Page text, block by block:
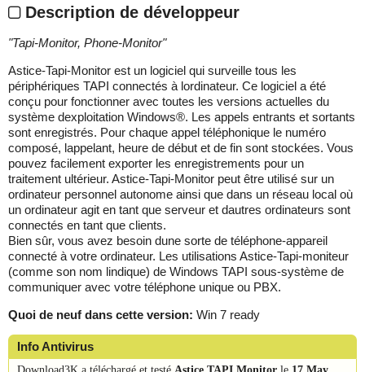
Description de développeur
"Tapi-Monitor, Phone-Monitor"
Astice-Tapi-Monitor est un logiciel qui surveille tous les
périphériques TAPI connectés à lordinateur. Ce logiciel a été
conçu pour fonctionner avec toutes les versions actuelles du
système dexploitation Windows®. Les appels entrants et sortants
sont enregistrés. Pour chaque appel téléphonique le numéro
composé, lappelant, heure de début et de fin sont stockées. Vous
pouvez facilement exporter les enregistrements pour un
traitement ultérieur. Astice-Tapi-Monitor peut être utilisé sur un
ordinateur personnel autonome ainsi que dans un réseau local où
un ordinateur agit en tant que serveur et dautres ordinateurs sont
connectés en tant que clients.
Bien sûr, vous avez besoin dune sorte de téléphone-appareil
connecté à votre ordinateur. Les utilisations Astice-Tapi-moniteur
(comme son nom lindique) de Windows TAPI sous-système de
communiquer avec votre téléphone unique ou PBX.
Quoi de neuf dans cette version: Win 7 ready
Info Antivirus